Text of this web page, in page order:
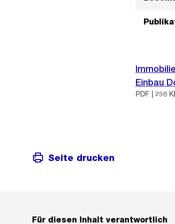
Einbau
PDF | 298
Seite drucken
Für diesen Inhalt verantwortlich